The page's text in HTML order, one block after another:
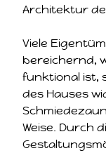
Architektur
Viele
bereichernd,
funktional ist,
des Hauses
Weise. Durch